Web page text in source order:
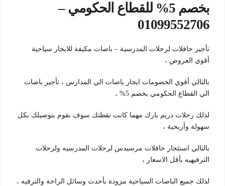
بخصم 5% للقطاع الحكومي –
01099552706
تأجير حافلات لرحلات المدرسية – باصات مكيفة للايجار سياحية
أقوي العروض ،
بالتالي أقوي الخصومات ايجار باصات الي المدارس ، تأجير باصات
الي القطاع الحكومي بخصم 5% ،
لذلك رحلات دريم بارك مهما كانت نقطتك سوف نقوم بتوصيلك بكل
سهولة وأريحية ،
بالتالي استئجار حافلات مرسيدس لرحلات المدرسيه ولرحلات
الترفيهيه بأقل الاسعار ،
لذلك جميع الباصات السياحية مزودة بأحدث وسائل الراحة والترفيه ،